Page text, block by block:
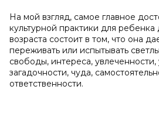
На мой взгляд, самое главное
культурной практики для
возраста состоит в том, что она
переживать или испытывать
свободы, интереса, увлеченности,
загадочности, чуда,
ответственности.